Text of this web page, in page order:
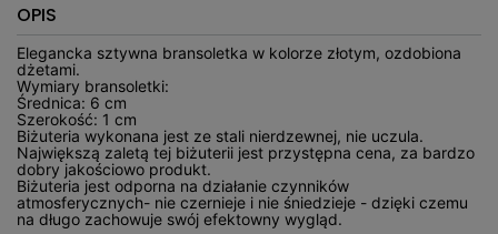
OPIS
Elegancka sztywna bransoletka w kolorze złotym, ozdobiona
dżetami.
Wymiary bransoletki:
Średnica: 6 cm
Szerokość: 1 cm
Biżuteria wykonana jest ze stali nierdzewnej, nie uczula.
Największą zaletą tej biżuterii jest przystępna cena, za bardzo
dobry jakościowo produkt.
Biżuteria jest odporna na działanie czynników
atmosferycznych- nie czernieje i nie śniedzieje - dzięki czemu
na długo zachowuje swój efektowny wygląd.